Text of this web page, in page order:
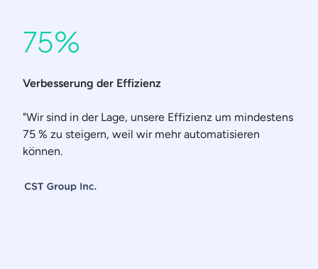
75%
Verbesserung der Effizienz
"Wir sind in der Lage, unsere Effizienz um mindestens
75 % zu steigern, weil wir mehr automatisieren
können.